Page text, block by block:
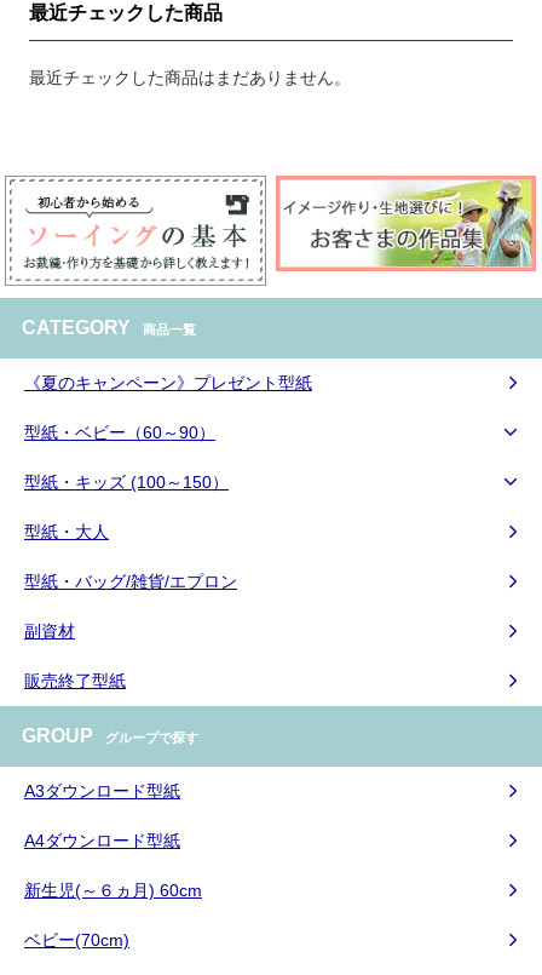
最近チェックした商品
最近チェックした商品はまだありません。
CATEGORY 商品一覧
《夏のキャンペーン》プレゼント型紙
型紙・ベビー（60～90）
型紙・キッズ (100～150）
型紙・大人
型紙・バッグ/雑貨/エプロン
副資材
販売終了型紙
GROUP グループで探す
A3ダウンロード型紙
A4ダウンロード型紙
新生児(～６ヵ月) 60cm
ベビー(70cm)